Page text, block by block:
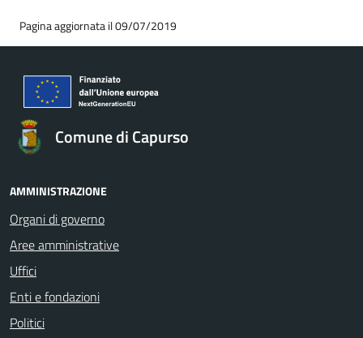
Pagina aggiornata il 09/07/2019
Comune di Capurso
AMMINISTRAZIONE
Organi di governo
Aree amministrative
Uffici
Enti e fondazioni
Politici